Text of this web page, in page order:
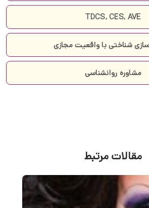
TDCS, CES, AVE
شناختی با واقعیت مجازی
مشاوره روانشناسی
مقالات مرتبط